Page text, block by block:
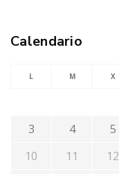
Calendario
L M X
3
4 5
10
11 12